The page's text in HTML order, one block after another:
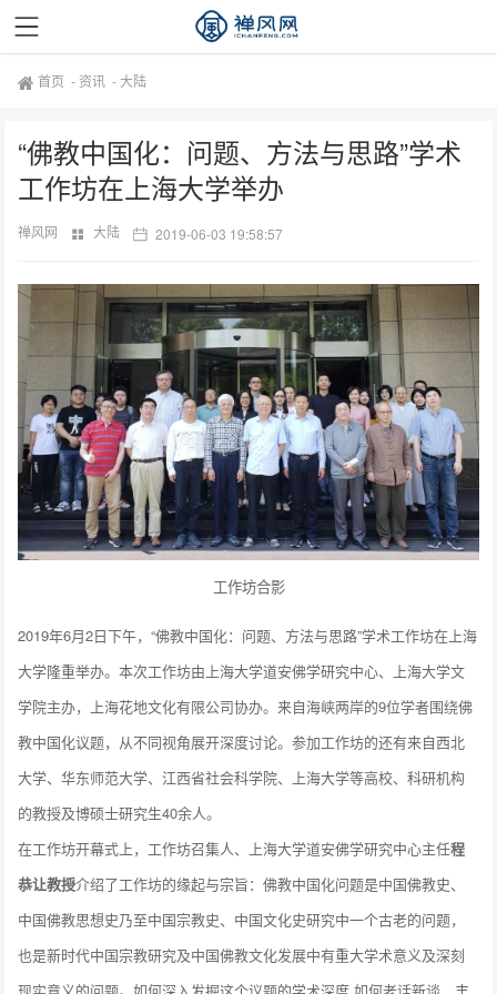
首页 - 资讯 -大陆
“佛教中国化：问题、方法与思路”学术
工作坊在上海大学举办
禅风网 大陆 2019-06-03 19:58:57
工作坊合影
2019年6月2日下午，“佛教中国化：问题、方法与思路”学术工作坊在上海
大学隆重举办。本次工作坊由上海大学道安佛学研究中心、上海大学文
学院主办，上海花地文化有限公司协办。来自海峡两岸的9位学者围绕佛
教中国化议题，从不同视角展开深度讨论。参加工作坊的还有来自西北
大学、华东师范大学、江西省社会科学院、上海大学等高校、科研机构
的教授及博硕士研究生40余人。
在工作坊开幕式上，工作坊召集人、上海大学道安佛学研究中心主任程
恭让教授介绍了工作坊的缘起与宗旨：佛教中国化问题是中国佛教史、
中国佛教思想史乃至中国宗教史、中国文化史研究中一个古老的问题，
也是新时代中国宗教研究及中国佛教文化发展中有重大学术意义及深刻